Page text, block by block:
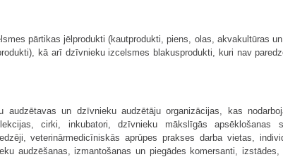
pārtikas jēlprodukti (kautprodukti, piens, olas, akvakultūras
kā arī dzīvnieku izcelsmes blakusprodukti, kuri nav
audzētavas un dzīvnieku audzētāju organizācijas, kas
cirki, inkubatori, dzīvnieku mākslīgās apsēklošanas
veterinārmedicīniskās aprūpes prakses darba vietas,
audzēšanas, izmantošanas un piegādes komersanti,